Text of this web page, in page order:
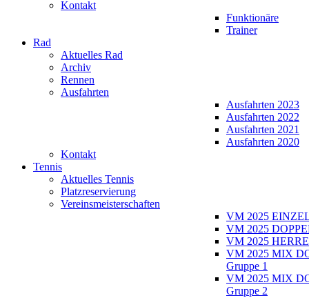
Kontakt
Funktionäre
Trainer
Rad
Aktuelles Rad
Archiv
Rennen
Ausfahrten
Ausfahrten 2023
Ausfahrten 2022
Ausfahrten 2021
Ausfahrten 2020
Kontakt
Tennis
Aktuelles Tennis
Platzreservierung
Vereinsmeisterschaften
VM 2025
VM 2025
VM 2025
VM 2025 MIX
Gruppe 1
VM 2025 MIX
Gruppe 2